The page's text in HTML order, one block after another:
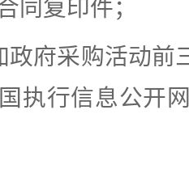
同复印件；
政府采购活动
执行信息公开